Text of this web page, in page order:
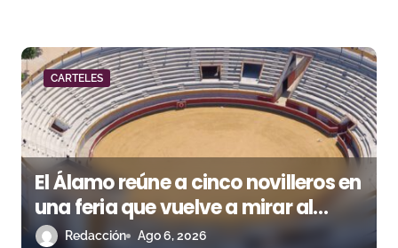
a
d
a
s
CARTELES
El Álamo reúne a cinco novilleros en
una feria que vuelve a mirar al
futuroRedacción Ago 6, 2026